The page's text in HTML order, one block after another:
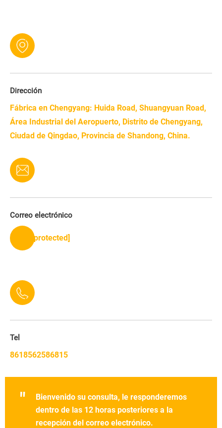
Dirección
Fábrica en Chengyang: Huida Road, Shuangyuan Road,
Área Industrial del Aeropuerto, Distrito de Chengyang,
Ciudad de Qingdao, Provincia de Shandong, China.
Correo electrónico
[email protected]
Tel
8618562586815
"
Bienvenido su consulta, le responderemos
dentro de las 12 horas posteriores a la
recepción del correo electrónico.